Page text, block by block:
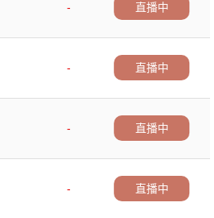
- 直播中
-
直播中
-
直播中
-
直播中